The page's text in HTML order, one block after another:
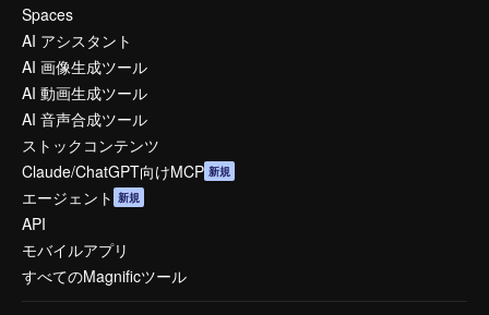
Spaces
AI アシスタント
AI 画像生成ツール
AI 動画生成ツール
AI 音声合成ツール
ストックコンテンツ
Claude/ChatGPT向けMCP 新規
エージェント 新規
API
モバイルアプリ
すべてのMagnificツール